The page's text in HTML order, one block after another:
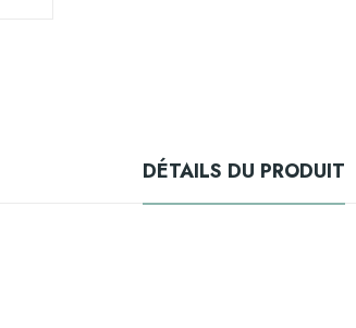
DÉTAILS DU PRODUIT